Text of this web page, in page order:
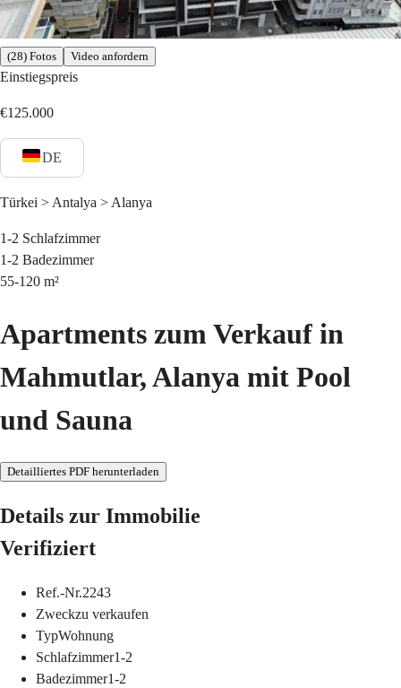
(28) Fotos Video anfordern
Einstiegspreis
€125.000
DE
Türkei > Antalya > Alanya
1-2 Schlafzimmer
1-2 Badezimmer
55-120 m²
Apartments zum Verkauf in
Mahmutlar, Alanya mit Pool
und Sauna
Detailliertes PDF herunterladen
Details zur Immobilie
Verifiziert
Ref.-Nr.2243
Zweckzu verkaufen
TypWohnung
Schlafzimmer1-2
Badezimmer1-2